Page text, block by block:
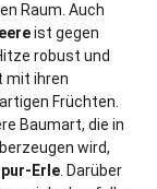
Raum. Auch
ist gegen
robust und
mit ihren
Früchten.
Baumart, die in
wird,
Erle . Darüber